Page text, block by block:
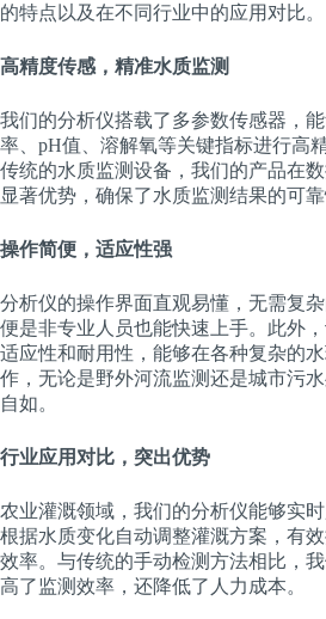
的特点以及在不同行业中的应用对比。
高精度传感，精准水质监测
我们的分析仪搭载了多参数传感器，
率、pH值、溶解氧等关键指标进行高
传统的水质监测设备，我们的产品在
显著优势，确保了水质监测结果的可靠
操作简便，适应性强
分析仪的操作界面直观易懂，无需复
便是非专业人员也能快速上手。此外
适应性和耐用性，能够在各种复杂的
作，无论是野外河流监测还是城市污
自如。
行业应用对比，突出优势
农业灌溉领域，我们的分析仪能够实时
根据水质变化自动调整灌溉方案，有
效率。与传统的手动检测方法相比，
高了监测效率，还降低了人力成本。